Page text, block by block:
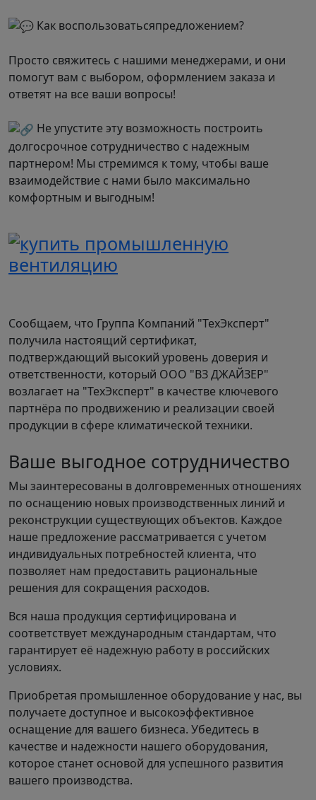
Как воспользоватьсяпредложением?
Просто свяжитесь с нашими менеджерами, и они
помогут вам с выбором, оформлением заказа и
ответят на все ваши вопросы!
Не упустите эту возможность построить
долгосрочное сотрудничество с надежным
партнером! Мы стремимся к тому, чтобы ваше
взаимодействие с нами было максимально
комфортным и выгодным!
Сообщаем, что Группа Компаний "ТехЭксперт"
получила настоящий сертификат,
подтверждающий высокий уровень доверия и
ответственности, который ООО "ВЗ ДЖАЙЗЕР"
возлагает на "ТехЭксперт" в качестве ключевого
партнёра по продвижению и реализации своей
продукции в сфере климатической техники.
Ваше выгодное сотрудничество
Мы заинтересованы в долговременных отношениях
по оснащению новых производственных линий и
реконструкции существующих объектов. Каждое
наше предложение рассматривается с учетом
индивидуальных потребностей клиента, что
позволяет нам предоставить рациональные
решения для сокращения расходов.
Вся наша продукция сертифицирована и
соответствует международным стандартам, что
гарантирует её надежную работу в российских
условиях.
Приобретая промышленное оборудование у нас, вы
получаете доступное и высокоэффективное
оснащение для вашего бизнеса. Убедитесь в
качестве и надежности нашего оборудования,
которое станет основой для успешного развития
вашего производства.